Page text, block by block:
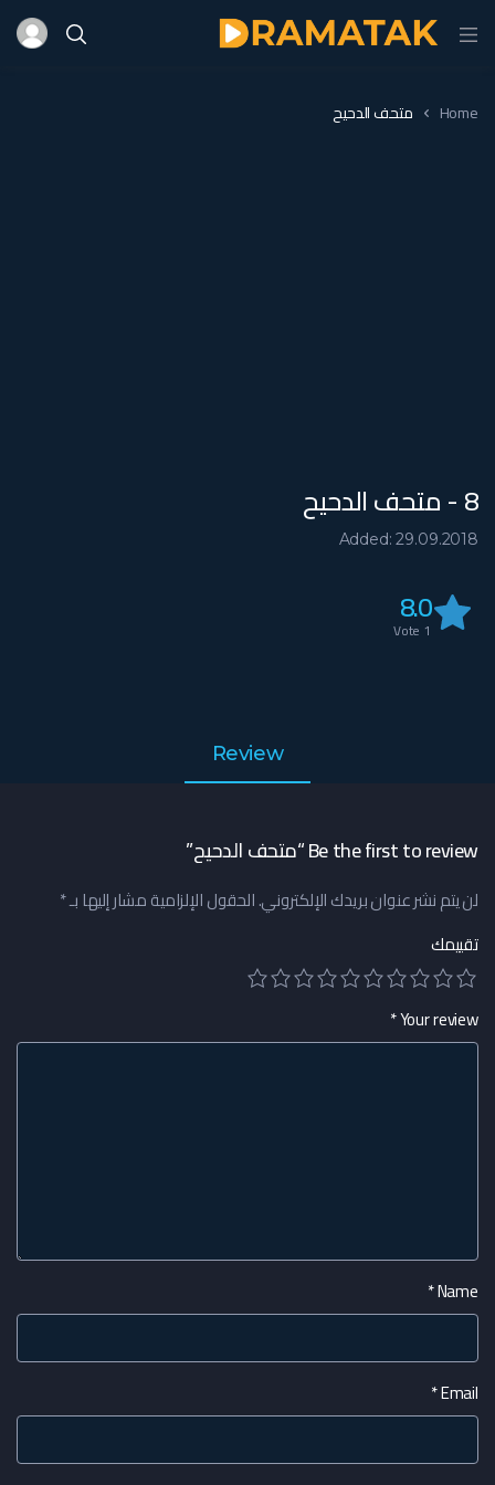
Home متحف الدحيح
8 - متحف الدحيح
Added: 29.09.2018
8.0
1
Review
Be the first to review “متحف الدحيح”
لن يتم نشر عنوان بريدك الإلكتروني.الحقول الإلزامية مشار إليها بـ*
تقييمك
Your review
*
Name
*
Email
*